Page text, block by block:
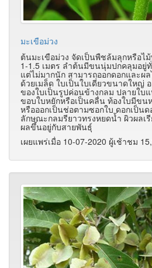
มะเขือม่วง
ต้นมะเขือม่วง จัดเป็นพืชล้มลุกหรือ
1-1.5 เมตร ลำต้นมีขนนุ่มปกคลุมอยู่
แต่ไม่มากนัก สามารถออกดอกและผ
ด้วยเมล็ด ใบเป็นใบเดี่ยวขนาดใหญ่
ของใบเป็นรูปค่อนข้างกลม ปลายใบ
ขอบใบหยักหรือเป็นคลื่น ท้องใบมีขน
หรือออกเป็นช่อตามซอกใบ ดอกเป็น
ลักษณะกลมรียาวทรงหยดน้ำ ผิวผลเ
ผลขึ้นอยู่กับสายพันธุ์
เผยแพร่เมื่อ 10-07-2020 ผู้เช้าชม